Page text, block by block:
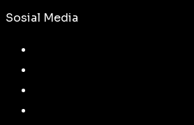
Sosial Media